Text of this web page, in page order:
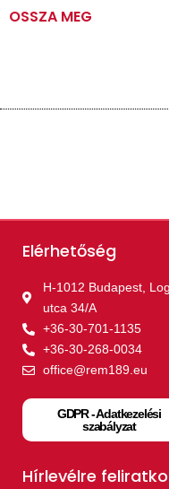
OSSZA MEG
Elérhetőség
H-1012 Budapest,
utca 34/A
+36-30-701-1135
+36-30-268-0034
office@rem189.eu
GDPR - Adatkezelési
szabályzat
Hírlevélre